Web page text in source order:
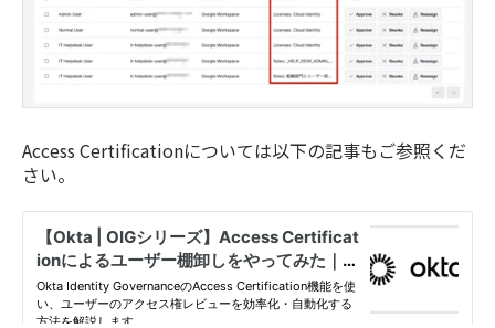
Access Certificationについては以下の記事もご参照くだ
さい。